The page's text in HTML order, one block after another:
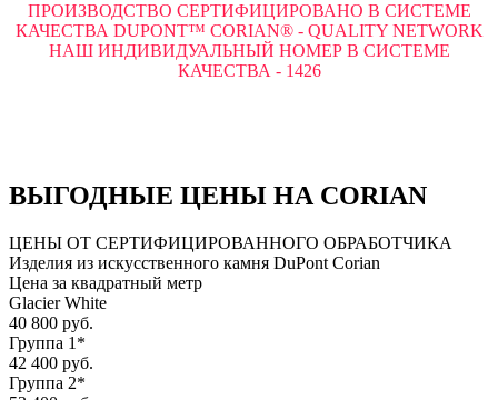
ПРОИЗВОДСТВО СЕРТИФИЦИРОВАНО В СИСТЕМЕ
КАЧЕСТВА DUPONT™ CORIAN® - QUALITY NETWORK
НАШ ИНДИВИДУАЛЬНЫЙ НОМЕР В СИСТЕМЕ
КАЧЕСТВА - 1426
ВЫГОДНЫЕ ЦЕНЫ НА CORIAN
ЦЕНЫ ОТ СЕРТИФИЦИРОВАННОГО ОБРАБОТЧИКА
Изделия из искусственного камня DuPont Corian
Цена за квадратный метр
Glacier White
40 800 руб.
Группа 1*
42 400 руб.
Группа 2*